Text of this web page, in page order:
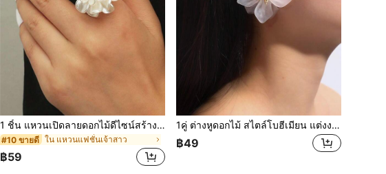
1 ชิ้น แหวนเปิดลายดอกไม้ดีไซน์สร้างสรรค์ทันสมัย เหมาะสำหรับสวมใส่ในชีวิตประจำวันของผู้หญิง, วันวาเลนไทน์, มีระดับ, เทศกาล
#10 ขายดี ใน แหวนแฟชั่นเจ้าสาว
฿59
1คู่ ต่างหูดอกไม้ สไตล์โบฮีเมียน แต่งงาน, อุปกรณ์เสริมสำหรับงานแต่งงาน, ชุดฤดูร้อนสำหรับผู้หญิง
฿49